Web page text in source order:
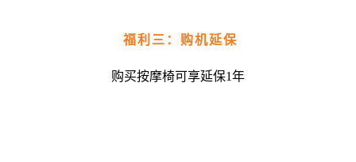
福利三：购机延保
购买按摩椅可享延保1年